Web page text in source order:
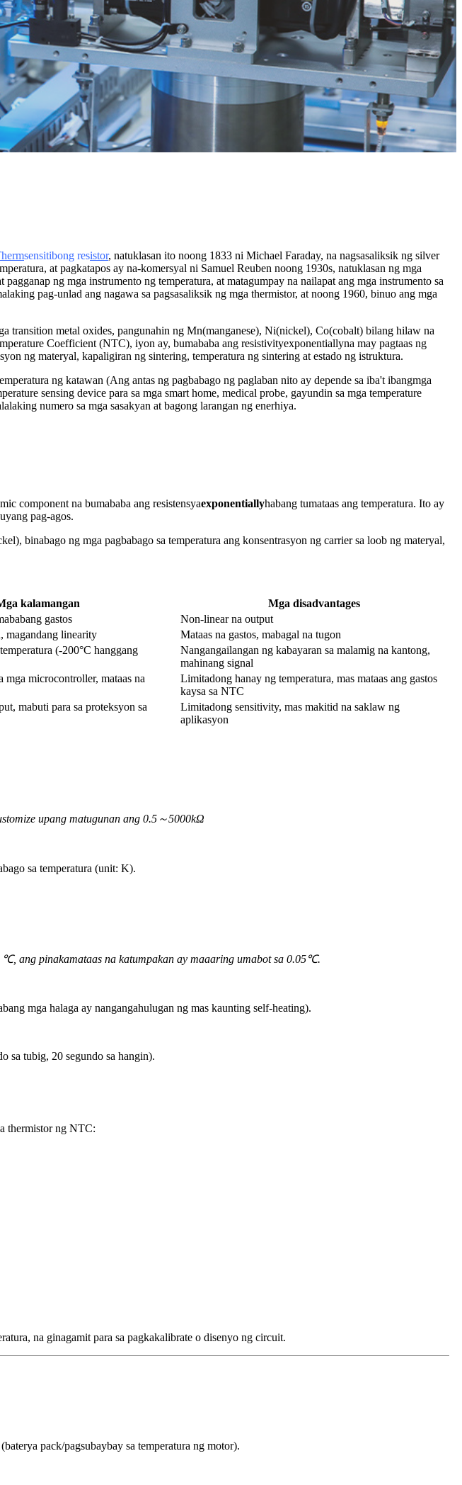
sensitibong resistor, natuklasan ito noong 1833 ni Michael Faraday, na nagsasaliksik ng silver
at pagkatapos ay na-komersyal ni Samuel Reuben noong 1930s, natuklasan ng mga
ng mga instrumento ng temperatura, at matagumpay na nailapat ang mga instrumento sa
pag-unlad ang nagawa sa pagsasaliksik ng mga thermistor, at noong 1960, binuo ang mga
transition metal oxides, pangunahin ng Mn(manganese), Ni(nickel), Co(cobalt) bilang hilaw na
Coefficient (NTC), iyon ay, bumababa ang resistivityexponentiallyna may pagtaas ng
ng materyal, kapaligiran ng sintering, temperatura ng sintering at estado ng istruktura.
ng katawan (Ang antas ng pagbabago ng paglaban nito ay depende sa iba't ibangmga
sensing device para sa mga smart home, medical probe, gayundin sa mga temperature
numero sa mga sasakyan at bagong larangan ng enerhiya.
component na bumababa ang resistensyaexponentiallyhabang tumataas ang temperatura. Ito ay
pag-agos.
binabago ng mga pagbabago sa temperatura ang konsentrasyon ng carrier sa loob ng materyal,
kalamangan
Mga disadvantages
gastos
Non-linear na output
magandang linearity
Mataas na gastos, mabagal na tugon
(-200°C hanggang
Nangangailangan ng kabayaran sa malamig na kantong,
mahinang signal
mga microcontroller, mataas na
Limitadong hanay ng temperatura, mas mataas ang gastos
kaysa sa NTC
mabuti para sa proteksyon sa
Limitadong sensitivity, mas makitid na saklaw ng
aplikasyon
upang matugunan ang 0.5～5000kΩ
sa temperatura (unit: K).
ang pinakamataas na katumpakan ay maaaring umabot sa 0.05℃.
mga halaga ay nangangahulugan ng mas kaunting self-heating).
sa tubig, 20 segundo sa hangin).
thermistor ng NTC:
na ginagamit para sa pagkakalibrate o disenyo ng circuit.
pack/pagsubaybay sa temperatura ng motor).